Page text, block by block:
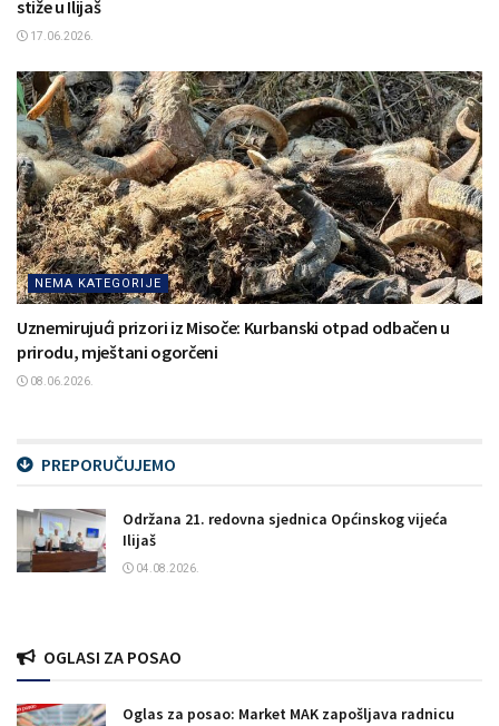
stiže u Ilijaš
17.06.2026.
NEMA KATEGORIJE
Uznemirujući prizori iz Misoče: Kurbanski otpad odbačen u
prirodu, mještani ogorčeni
08.06.2026.
PREPORUČUJEMO
Održana 21. redovna sjednica Općinskog vijeća
Ilijaš
04.08.2026.
OGLASI ZA POSAO
Oglas za posao: Market MAK zapošljava radnicu